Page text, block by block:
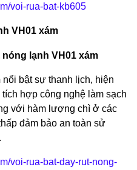
voi-rua-bat-kb605
VH01 xám
bật sự thanh lịch, hiện
hợp công nghệ làm sạch
với hàm lượng chì ở các
đảm bảo an toàn sử
voi-rua-bat-day-rut-nong-